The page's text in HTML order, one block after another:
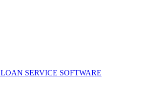
LOAN SERVICE SOFTWARE